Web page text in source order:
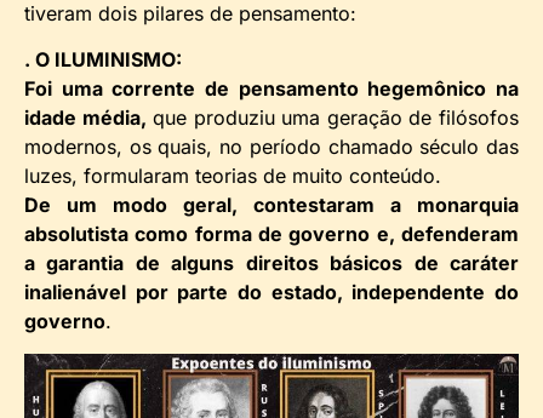
tiveram dois pilares de pensamento:
. O ILUMINISMO:
Foi uma corrente de pensamento hegemônico na
idade média, que produziu uma geração de filósofos
modernos, os quais, no período chamado século das
luzes, formularam teorias de muito conteúdo.
De um modo geral, contestaram a monarquia
absolutista como forma de governo e, defenderam
a garantia de alguns direitos básicos de caráter
inalienável por parte do estado, independente do
governo.